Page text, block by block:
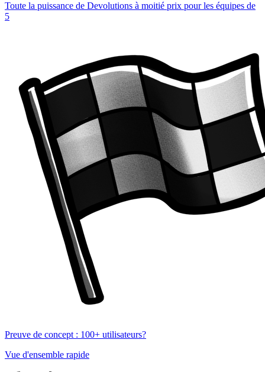
Toute la puissance de Devolutions à moitié prix pour les équipes de
5
Preuve de concept : 100+ utilisateurs?
Vue d'ensemble rapide